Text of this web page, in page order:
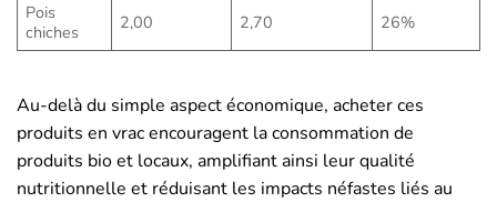
Pois
chiches
2,00 2,70 26%
Au-delà du simple aspect économique, acheter ces
produits en vrac encouragent la consommation de
produits bio et locaux, amplifiant ainsi leur qualité
nutritionnelle et réduisant les impacts néfastes liés au